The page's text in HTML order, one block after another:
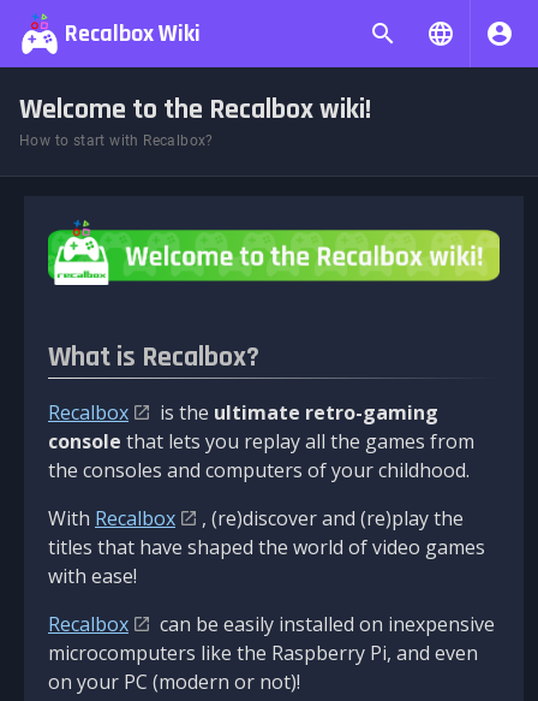
Recalbox Wiki
Welcome to the Recalbox wiki!
How to start with Recalbox?
What is Recalbox?
Recalbox is the ultimate retro-gaming
console that lets you replay all the games from
the consoles and computers of your childhood.
With Recalbox
, (re)discover and (re)play the
titles that have shaped the world of video games
with ease!
Recalbox
can be easily installed on inexpensive
microcomputers like the Raspberry Pi, and even
on your PC (modern or not)!